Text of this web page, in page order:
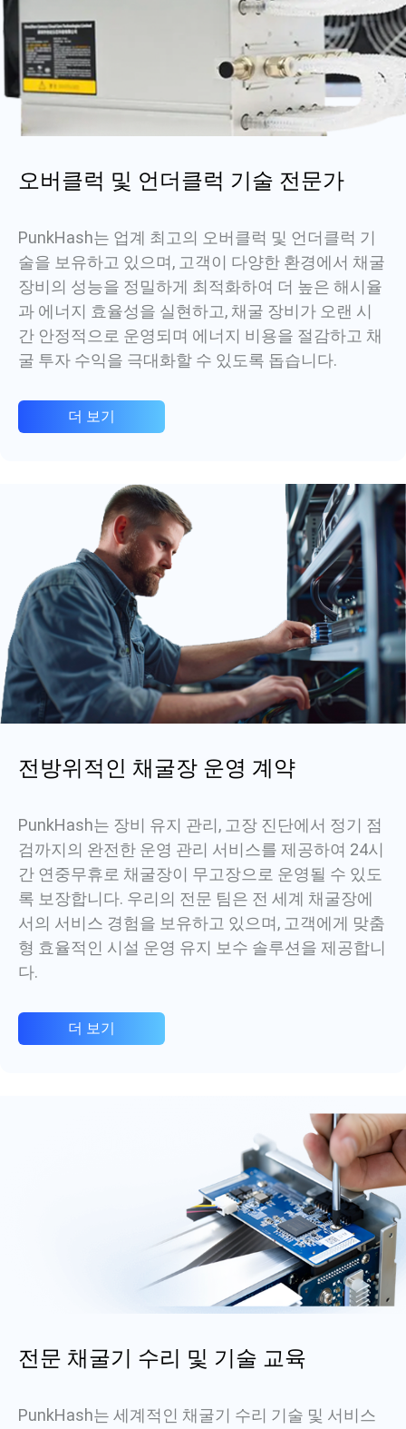
오버클럭 및 언더클럭 기술 전문가
PunkHash는 업계 최고의 오버클럭 및 언더클럭 기
술을 보유하고 있으며, 고객이 다양한 환경에서 채굴
장비의 성능을 정밀하게 최적화하여 더 높은 해시율
과 에너지 효율성을 실현하고, 채굴 장비가 오랜 시
간 안정적으로 운영되며 에너지 비용을 절감하고 채
굴 투자 수익을 극대화할 수 있도록 돕습니다.
더 보기
전방위적인 채굴장 운영 계약
PunkHash는 장비 유지 관리, 고장 진단에서 정기 점
검까지의 완전한 운영 관리 서비스를 제공하여 24시
간 연중무휴로 채굴장이 무고장으로 운영될 수 있도
록 보장합니다. 우리의 전문 팀은 전 세계 채굴장에
서의 서비스 경험을 보유하고 있으며, 고객에게 맞춤
형 효율적인 시설 운영 유지 보수 솔루션을 제공합니
다.
더 보기
전문 채굴기 수리 및 기술 교육
PunkHash는 세계적인 채굴기 수리 기술 및 서비스